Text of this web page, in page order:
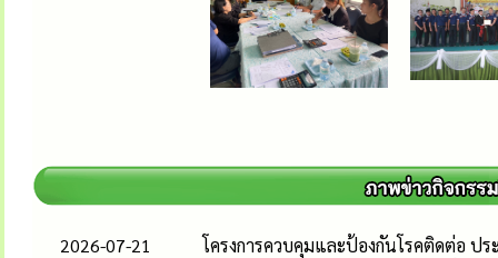
2026-07-21
โครงการควบคุมและป้องกันโรคติดต่อ ป